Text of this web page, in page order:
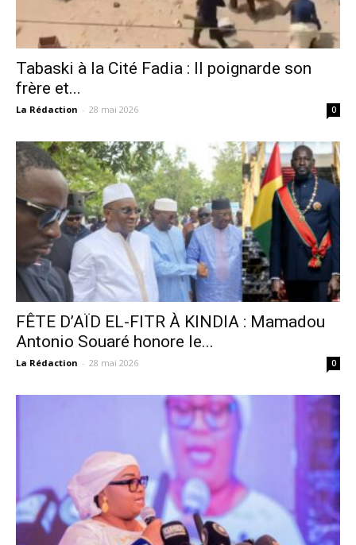
Tabaski à la Cité Fadia : Il poignarde son
frère et...
La Rédaction - 28 mai 2026 0
FÊTE D’AÏD EL-FITR À KINDIA : Mamadou
Antonio Souaré honore le...
La Rédaction - 28 mai 2026 0